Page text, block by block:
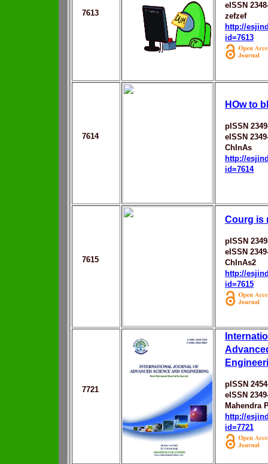
7613
eISSN
zefzef
http://
id=7613
7614
HOw to
pISSN
eISSN
ChInAs
http://
id=7614
7615
Courg is
pISSN
eISSN
ChInAs2
http://
id=7615
7721
pISSN
eISSN
Mahendra
http://
id=7721